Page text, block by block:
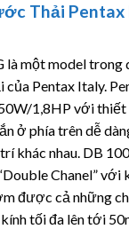
Thải Pentax
là một model trong
Pentax Italy.
1,8HP với thiết
ở phía trên dễ
khác nhau. DB
Chanel” với
được cả những
tối đa lên tới